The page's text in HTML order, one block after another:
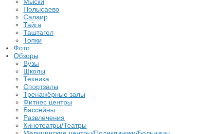
Полысаево
Салаир
Тайга
Таштагол
Топки
Фото
Обзоры
Вузы
Школы
Техника
Спортзалы
Тренажёрные залы
Фитнес центры
Бассейны
Развлечения
Кинотеатры/Театры